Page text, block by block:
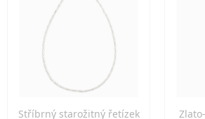
Stříbrný starožitný řetízek